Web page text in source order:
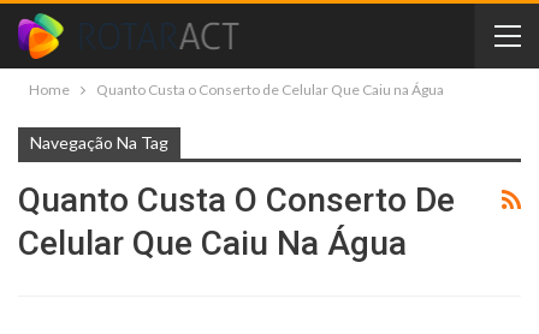
Home Quanto Custa o Conserto de Celular Que Caiu na Água
Navegação Na Tag
Quanto Custa O Conserto De
Celular Que Caiu Na Água